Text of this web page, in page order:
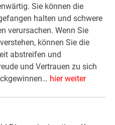
Sie können die
halten und schwere
verursachen. Wenn Sie
können Sie die
abstreifen und
und Vertrauen zu sich
hier weiter